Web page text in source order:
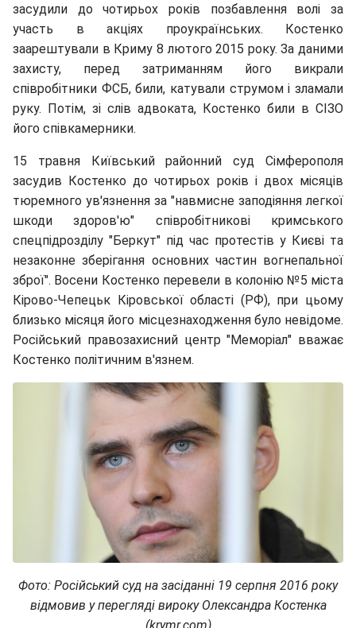
засудили до чотирьох років позбавлення волі за
участь в акціях проукраїнських. Костенко
заарештували в Криму 8 лютого 2015 року. За даними
захисту, перед затриманням його викрали
співробітники ФСБ, били, катували струмом і зламали
руку. Потім, зі слів адвоката, Костенко били в СІЗО
його співкамерники.
15 травня Київський районний суд Сімферополя
засудив Костенко до чотирьох років і двох місяців
тюремного ув'язнення за "навмисне заподіяння легкої
шкоди здоров'ю" співробітникові кримського
спецпідрозділу "Беркут" під час протестів у Києві та
незаконне зберігання основних частин вогнепальної
зброї". Восени Костенко перевели в колонію №5 міста
Кірово-Чепецьк Кіровської області (РФ), при цьому
близько місяця його місцезнаходження було невідоме.
Російський правозахисний центр "Меморіал" вважає
Костенко політичним в'язнем.
Фото: Російський суд на засіданні 19 серпня 2016 року
відмовив у перегляді вироку Олександра Костенка